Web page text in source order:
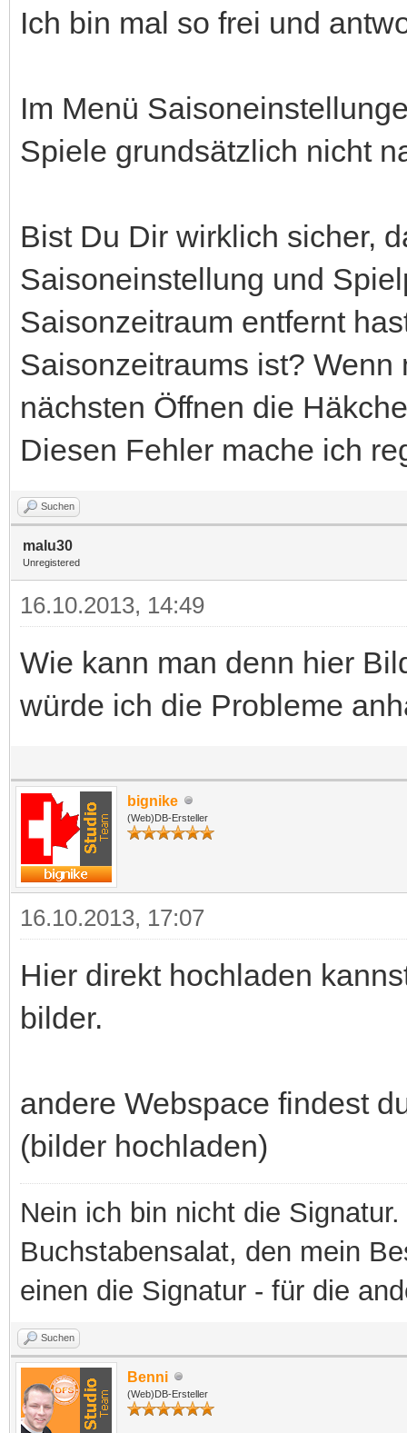
Ich bin mal so frei und
Im Menü
Spiele grundsätzlich nicht
Bist Du Dir wirklich sicher,
Saisoneinstellung und
Saisonzeitraum entfernt
Saisonzeitraums ist?
nächsten Öffnen die
Diesen Fehler mache ich
Suchen
malu30
Unregistered
16.10.2013, 14:49
Wie kann man denn hier
würde ich die Probleme
bignike
(Web)DB-Ersteller
16.10.2013, 17:07
Hier direkt hochladen
bilder.
andere Webspace findest
(bilder hochladen)
Nein ich bin nicht die
Buchstabensalat, den mein
einen die Signatur - für die
Suchen
Benni
(Web)DB-Ersteller